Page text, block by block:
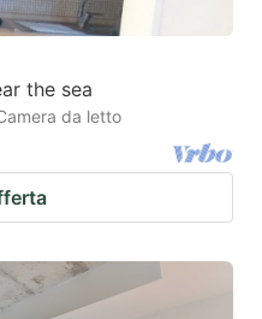
the sea
da letto